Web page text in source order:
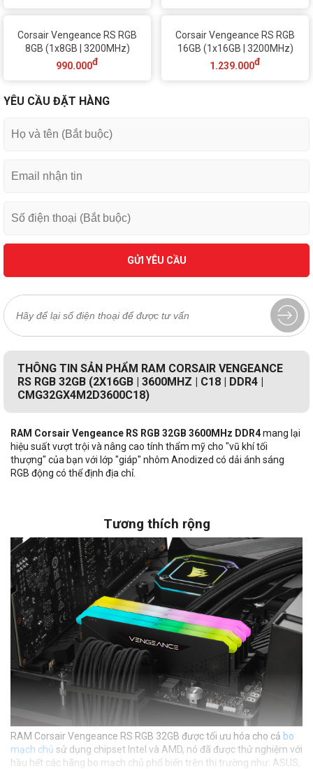
Corsair Vengeance RS RGB
8GB (1x8GB | 3200MHz)
990.000đ
Corsair Vengeance RS RGB
16GB (1x16GB | 3200MHz)
1.239.000đ
YÊU CẦU ĐẶT HÀNG
GỬI YÊU CẦU
THÔNG TIN SẢN PHẨM RAM CORSAIR VENGEANCE
RS RGB 32GB (2X16GB | 3600MHZ | C18 | DDR4 |
CMG32GX4M2D3600C18)
RAM Corsair Vengeance RS RGB 32GB 3600MHz DDR4mang lại
hiệu suất vượt trội và nâng cao tính thẩm mỹ cho "vũ khí tối
thượng" của bạn với lớp "giáp" nhôm Anodized có dải ánh sáng
RGB động có thể định địa chỉ.
Tương thích rộng
RAM Corsair Vengeance RS RGB 32GB được tối ưu hóa cho cả bo
mạch chủ sử dụng chipset Intel và AMD, nó đã được thử nghiệm với
hầu hết các hãng bo mạch chủ phổ biến trên thị trường như: ASUS,